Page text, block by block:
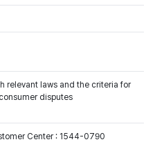
relevant laws and the criteria for
disputes
Center : 1544-0790